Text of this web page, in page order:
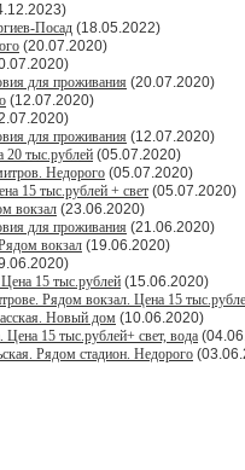
Посад (18.05.2022)
(20.07.2020)
для проживания (20.07.2020)
(12.07.2020)
для проживания (12.07.2020)
20 тыс.рублей (05.07.2020)
Недорого (05.07.2020)
15 тыс.рублей + свет (05.07.2020)
вокзал (23.06.2020)
для проживания (21.06.2020)
вокзал (19.06.2020)
15 тыс.рублей (15.06.2020)
Рядом вокзал. Цена 15
Новый дом (10.06.2020)
15 тыс.рублей+ свет, вода
Рядом стадион. Недорого